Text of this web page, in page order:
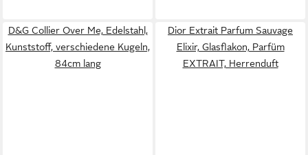
D&G Collier Over Me, Edelstahl,
Kunststoff, verschiedene Kugeln,
84cm lang
Dior Extrait Parfum Sauvage
Elixir, Glasflakon, Parfüm
EXTRAIT, Herrenduft